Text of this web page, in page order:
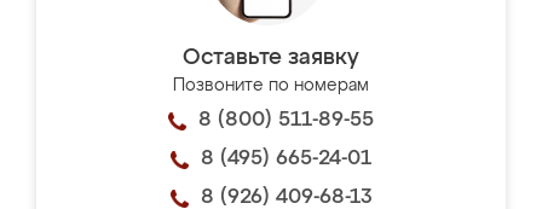
Оставьте заявку
Позвоните по номерам
8 (800) 511-89-55
8 (495) 665-24-01
8 (926) 409-68-13